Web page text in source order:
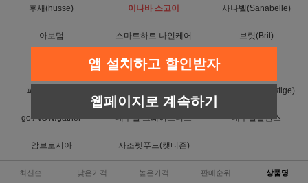
후새(husse) 이나바 스고이 사나벨(Sanabelle)
아보덤 스마트하트 나인케어 브릿(Brit)
캐츠랑
퍼스트초이스 프레스티지(Prestige)
go!/NOW/gather 내추럴 그레이트니스 내추럴발란스
암브로시아 사조펫푸드(캣티즌)
최신순 낮은가격 높은가격 판매순위 상품명
앱 설치하고 할인받자
웹페이지로 계속하기